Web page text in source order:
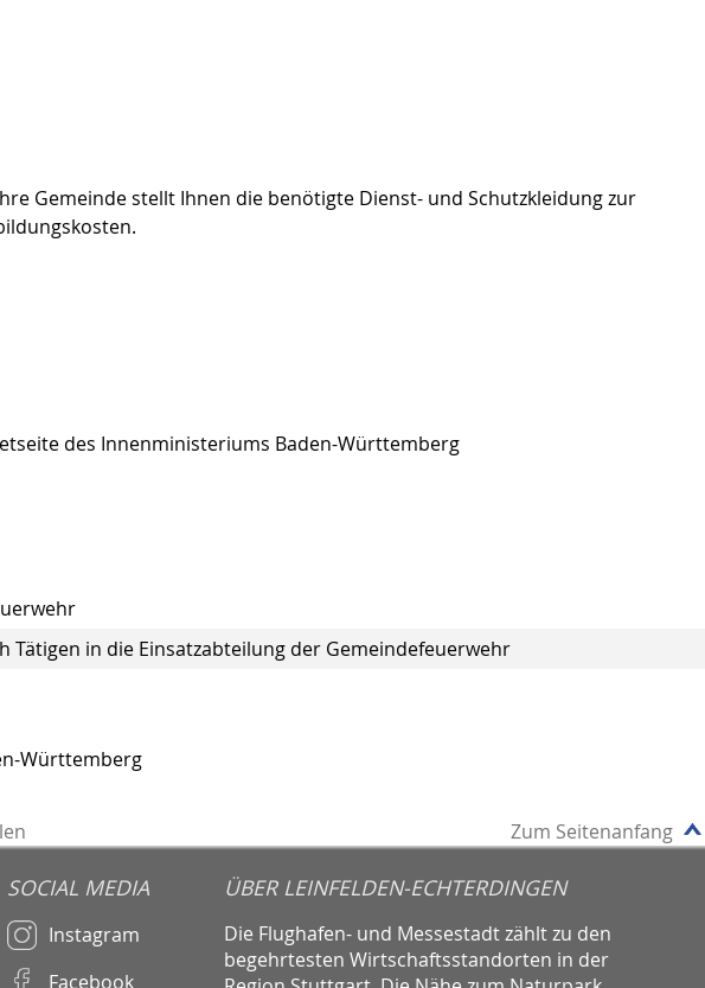
Gemeinde stellt Ihnen die benötigte Dienst- und Schutzkleidung zur
des Innenministeriums Baden-Württemberg
Tätigen in die Einsatzabteilung der Gemeindefeuerwehr
Württemberg
Zum Seitenanfang
SOCIAL MEDIA
Instagram
Facebook
ÜBER LEINFELDEN-ECHTERDINGEN
Die Flughafen- und Messestadt zählt zu den
begehrtesten Wirtschaftsstandorten in der